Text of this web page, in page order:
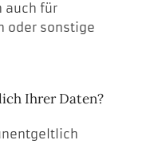
auch für
oder sonstige
Ihrer Daten?